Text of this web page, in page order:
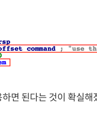
면 된다는 것이 확실해